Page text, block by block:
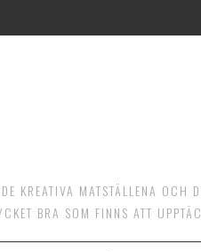
KREATIVA MATSTÄLLENA OCH
BRA SOM FINNS ATT